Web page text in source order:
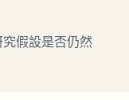
假設是否仍然